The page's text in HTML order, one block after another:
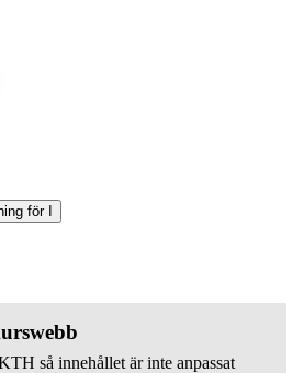
för I
så innehållet är inte anpassat